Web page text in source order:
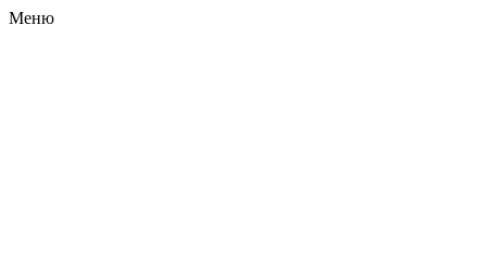
Меню